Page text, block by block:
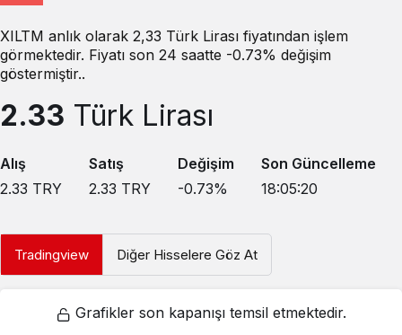
XILTM anlık olarak 2,33 Türk Lirası fiyatından işlem
görmektedir. Fiyatı son 24 saatte -0.73% değişim
göstermiştir..
2.33 Türk Lirası
Alış
2.33 TRY
Satış
2.33 TRY
Değişim
-0.73%
Son Güncelleme
18:05:20
Tradingview Diğer Hisselere Göz At
Grafikler son kapanışı temsil etmektedir.